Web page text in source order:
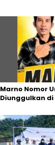
Marno Nomor
Diunggulkan
Harapan